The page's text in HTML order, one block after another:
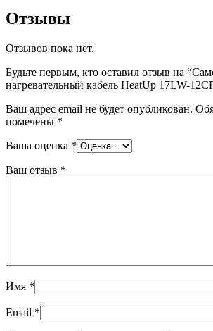
Отзывы
Отзывов пока нет.
Будьте первым, кто оставил отзыв на
нагревательный кабель HeatUp 17LW-
Ваш адрес email не будет опубликован.
помечены *
Ваша оценка *
Ваш отзыв *
Имя *
Email *